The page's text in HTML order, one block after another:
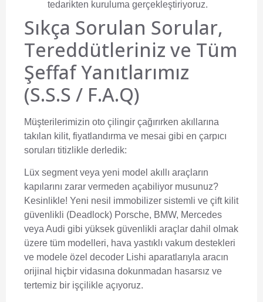
tedarikten kuruluma gerçekleştiriyoruz.
Sıkça Sorulan Sorular,
Tereddütleriniz ve Tüm
Şeffaf Yanıtlarımız
(S.S.S / F.A.Q)
Müşterilerimizin oto çilingir çağırırken akıllarına
takılan kilit, fiyatlandırma ve mesai gibi en çarpıcı
soruları titizlikle derledik:
Lüx segment veya yeni model akıllı araçların
kapılarını zarar vermeden açabiliyor musunuz?
Kesinlikle! Yeni nesil immobilizer sistemli ve çift kilit
güvenlikli (Deadlock) Porsche, BMW, Mercedes
veya Audi gibi yüksek güvenlikli araçlar dahil olmak
üzere tüm modelleri, hava yastıklı vakum destekleri
ve modele özel decoder Lishi aparatlarıyla aracın
orijinal hiçbir vidasına dokunmadan hasarsız ve
tertemiz bir işçilikle açıyoruz.